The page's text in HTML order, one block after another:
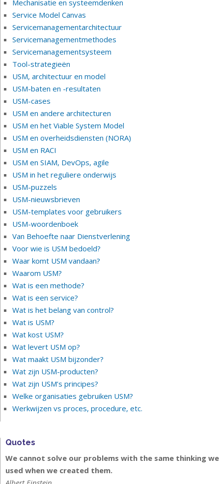
Mechanisatie en systeemdenken
Service Model Canvas
Servicemanagementarchitectuur
Servicemanagementmethodes
Servicemanagementsysteem
Tool-strategieën
USM, architectuur en model
USM-baten en -resultaten
USM-cases
USM en andere architecturen
USM en het Viable System Model
USM en overheidsdiensten (NORA)
USM en RACI
USM en SIAM, DevOps, agile
USM in het reguliere onderwijs
USM-puzzels
USM-nieuwsbrieven
USM-templates voor gebruikers
USM-woordenboek
Van Behoefte naar Dienstverlening
Voor wie is USM bedoeld?
Waar komt USM vandaan?
Waarom USM?
Wat is een methode?
Wat is een service?
Wat is het belang van control?
Wat is USM?
Wat kost USM?
Wat levert USM op?
Wat maakt USM bijzonder?
Wat zijn USM-producten?
Wat zijn USM’s principes?
Welke organisaties gebruiken USM?
Werkwijzen vs proces, procedure, etc.
Quotes
We cannot solve our problems with the same thinking we
used when we created them.